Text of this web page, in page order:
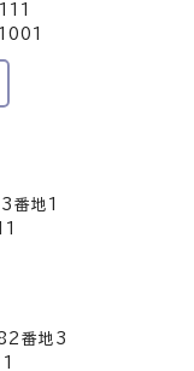
番地1
番地3